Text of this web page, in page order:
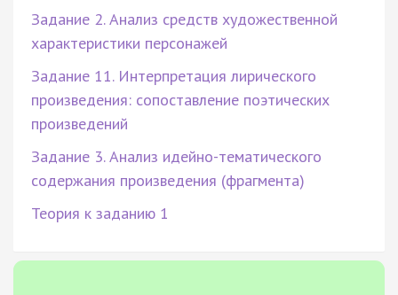
Задание 2. Анализ средств художественной
характеристики персонажей
Задание 11. Интерпретация лирического
произведения: сопоставление поэтических
произведений
Задание 3. Анализ идейно-тематического
содержания произведения (фрагмента)
Теория к заданию 1